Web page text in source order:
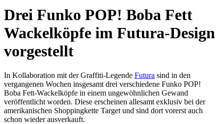
Drei Funko POP! Boba Fett
Wackelköpfe im Futura-Design
vorgestellt
In Kollaboration mit der Graffiti-Legende Futura sind in den
vergangenen Wochen insgesamt drei verschiedene Funko POP!
Boba Fett-Wackelköpfe in einem ungewöhnlichen Gewand
veröffentlicht worden. Diese erscheinen allesamt exklusiv bei der
amerikanischen Shoppingkette Target und sind dort vorerst auch
schon wieder ausverkauft.